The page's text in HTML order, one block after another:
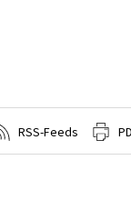
RSS-Feeds